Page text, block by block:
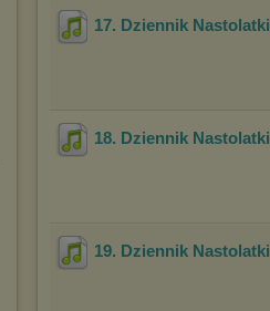
17. Dziennik Nastolatki
18. Dziennik Nastolatki
19. Dziennik Nastolatki